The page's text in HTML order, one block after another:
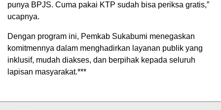
punya BPJS. Cuma pakai KTP sudah bisa periksa gratis,”
ucapnya.
Dengan program ini, Pemkab Sukabumi menegaskan
komitmennya dalam menghadirkan layanan publik yang
inklusif, mudah diakses, dan berpihak kepada seluruh
lapisan masyarakat.***